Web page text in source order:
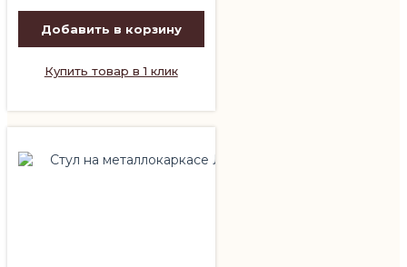
Добавить в корзину
Купить товар в 1 клик